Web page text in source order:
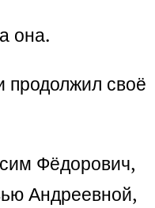
она.
продолжил своё
Фёдорович,
Андреевной,